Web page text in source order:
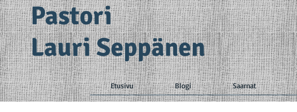
Pastori
Lauri Seppänen
Etusivu Blogi Saarnat